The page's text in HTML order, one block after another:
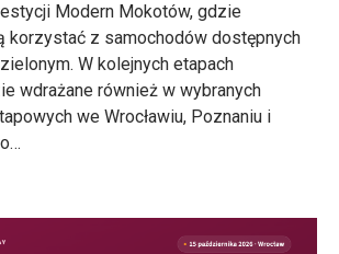
Modern Mokotów, gdzie
korzystać z samochodów dostępnych
W kolejnych etapach
wdrażane również w wybranych
we Wrocławiu, Poznaniu i